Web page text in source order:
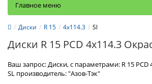
Главное меню
Диски R 15 4x114.3 Sl
Диски R 15 PCD 4x114.3
Ваш запрос: Диски, с параметрами: R 15 PCD
SL производитель: "Азов-Тэк"